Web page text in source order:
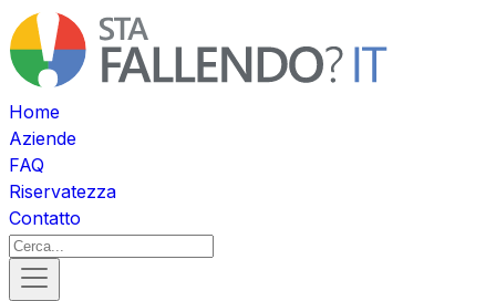
Home
Aziende
FAQ
Riservatezza
Contatto